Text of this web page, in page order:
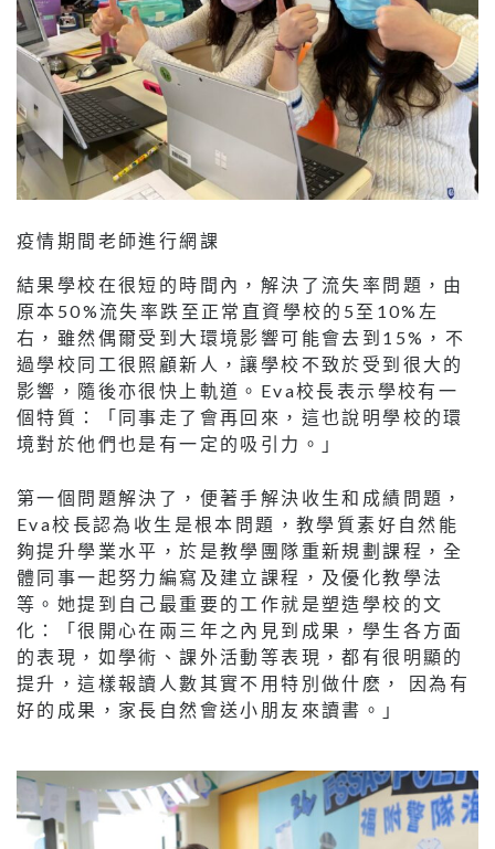
疫情期間老師進行網課
結果學校在很短的時間內，解決了流失率問題，由
原本50%流失率跌至正常直資學校的5至10%左
右，雖然偶爾受到大環境影響可能會去到15%，不
過學校同工很照顧新人，讓學校不致於受到很大的
影響，隨後亦很快上軌道。Eva校長表示學校有一
個特質：「同事走了會再回來，這也說明學校的環
境對於他們也是有一定的吸引力。」
第一個問題解決了，便著手解決收生和成績問題，
Eva校長認為收生是根本問題，教學質素好自然能
夠提升學業水平，於是教學團隊重新規劃課程，全
體同事一起努力編寫及建立課程，及優化教學法
等。她提到自己最重要的工作就是塑造學校的文
化：「很開心在兩三年之內見到成果，學生各方面
的表現，如學術、課外活動等表現，都有很明顯的
提升，這樣報讀人數其實不用特別做什麽， 因為有
好的成果，家長自然會送小朋友來讀書。」